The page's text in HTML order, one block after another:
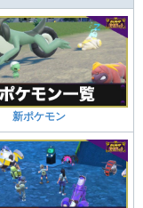
新ポケモン